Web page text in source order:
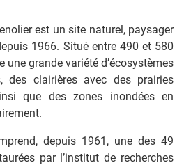
est un site naturel, paysager
1966. Situé entre 490 et 580
une grande variété d’écosystèmes
des clairières avec des prairies
que des zones inondées en
depuis 1961, une des 49
par l’institut de recherches